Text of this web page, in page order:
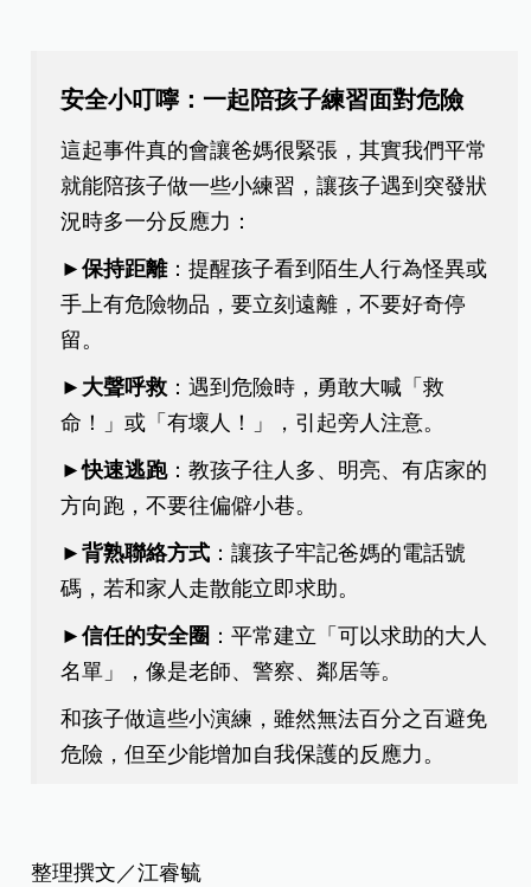
安全小叮嚀：一起陪孩子練習面對危險
這起事件真的會讓爸媽很緊張，其實我們平常
就能陪孩子做一些小練習，讓孩子遇到突發狀
況時多一分反應力：
►保持距離：提醒孩子看到陌生人行為怪異或
手上有危險物品，要立刻遠離，不要好奇停
留。
► 大聲呼救 ：遇到危險時，勇敢大喊「救
命！」或「有壞人！」，引起旁人注意。
►快速逃跑：教孩子往人多、明亮、有店家的
方向跑，不要往偏僻小巷。
►背熟聯絡方式 ：讓孩子牢記爸媽的電話號
碼，若和家人走散能立即求助。
►信任的安全圈 ：平常建立「可以求助的大人
名單」，像是老師、警察、鄰居等。
和孩子做這些小演練，雖然無法百分之百避免
危險，但至少能增加自我保護的反應力。
整理撰文／江睿毓